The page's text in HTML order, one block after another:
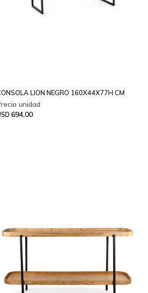
LION NEGRO 160X44X77H CM
694,00